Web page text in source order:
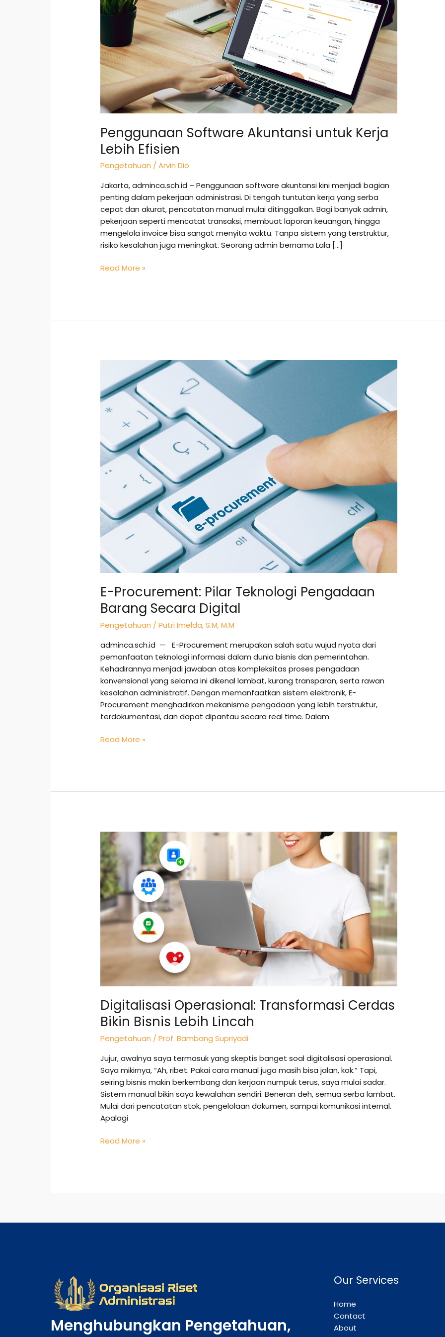
Penggunaan Software Akuntansi untuk Kerja
Lebih Efisien
Pengetahuan /Arvin Dio
Jakarta, adminca.sch.id – Penggunaan software akuntansi kini menjadi bagian
penting dalam pekerjaan administrasi. Di tengah tuntutan kerja yang serba
cepat dan akurat, pencatatan manual mulai ditinggalkan. Bagi banyak admin,
pekerjaan seperti mencatat transaksi, membuat laporan keuangan, hingga
mengelola invoice bisa sangat menyita waktu. Tanpa sistem yang terstruktur,
risiko kesalahan juga meningkat. Seorang admin bernama Lala […]
untuk
Kerja
Efisien
Read More »
E-Procurement: Pilar Teknologi Pengadaan
Barang Secara Digital
Pengetahuan /Putri Imelda, S.M, M.M
adminca.sch.id — E-Procurement merupakan salah satu wujud nyata dari
pemanfaatan teknologi informasi dalam dunia bisnis dan pemerintahan.
Kehadirannya menjadi jawaban atas kompleksitas proses pengadaan
konvensional yang selama ini dikenal lambat, kurang transparan, serta rawan
kesalahan administratif. Dengan memanfaatkan sistem elektronik, E-
Procurement menghadirkan mekanisme pengadaan yang lebih terstruktur,
terdokumentasi, dan dapat dipantau secara real time. Dalam
Procurement:
Pilar
Teknologi
Pengadaan
Barang
Secara
Digital
Read More »
Digitalisasi Operasional: Transformasi Cerdas
Bikin Bisnis Lebih Lincah
Pengetahuan /Prof. Bambang Supriyadi
Jujur, awalnya saya termasuk yang skeptis banget soal digitalisasi operasional.
Saya mikirnya, “Ah, ribet. Pakai cara manual juga masih bisa jalan, kok.” Tapi,
seiring bisnis makin berkembang dan kerjaan numpuk terus, saya mulai sadar.
Sistem manual bikin saya kewalahan sendiri. Beneran deh, semua serba lambat.
Mulai dari pencatatan stok, pengelolaan dokumen, sampai komunikasi internal.
Apalagi
Digitalisasi
Operasional:
Transformasi
Cerdas
Bikin
Bisnis
Lebih
Lincah
Read More »
Menghubungkan Pengetahuan,
Our Services
Home
Contact
About